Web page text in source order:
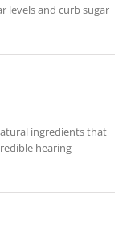
levels and curb sugar
ingredients that
hearing